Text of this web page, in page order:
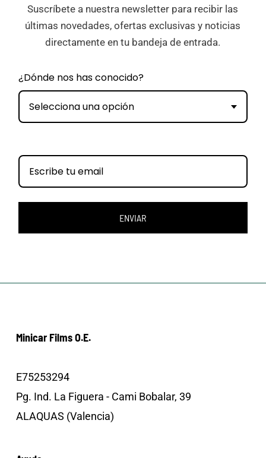
Suscríbete a nuestra newsletter para recibir las
últimas novedades, ofertas exclusivas y noticias
directamente en tu bandeja de entrada.
¿Dónde nos has conocido?
Selecciona una opción
ENVIAR
Minicar Films O.E.
E75253294
Pg. Ind. La Figuera - Cami Bobalar, 39
ALAQUAS (Valencia)